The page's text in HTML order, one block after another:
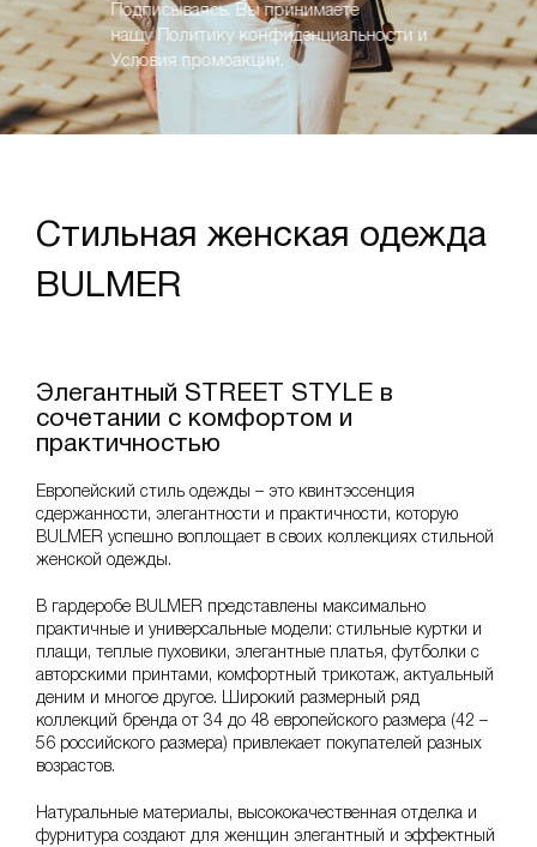
Подписываясь, Вы принимаете
нашу Политику конфиденциальности и
Условия промоакции.
Стильная женская одежда
BULMER
Элегантный STREET STYLE в
сочетании с комфортом и
практичностью
Европейский стиль одежды – это квинтэссенция
сдержанности, элегантности и практичности, которую
BULMER успешно воплощает в своих коллекциях стильной
женской одежды.
В гардеробе BULMER представлены максимально
практичные и универсальные модели: стильные куртки и
плащи, теплые пуховики, элегантные платья, футболки с
авторскими принтами, комфортный трикотаж, актуальный
деним и многое другое. Широкий размерный ряд
коллекций бренда от 34 до 48 европейского размера (42 –
56 российского размера) привлекает покупателей разных
возрастов.
Натуральные материалы, высококачественная отделка и
фурнитура создают для женщин элегантный и эффектный